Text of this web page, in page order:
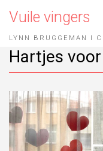
Vuile vingers
LYNN BRUGGEMAN I
Hartjes